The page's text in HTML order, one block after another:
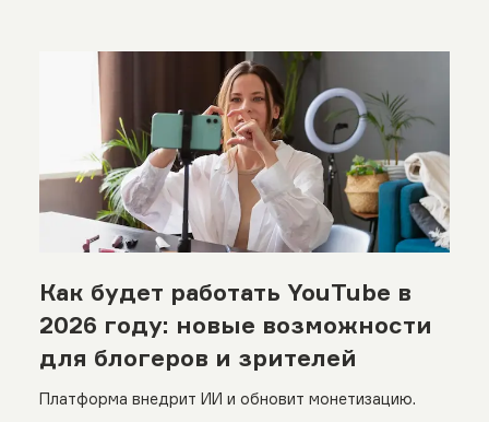
Как будет работать YouTube в
2026 году: новые возможности
для блогеров и зрителей
Платформа внедрит ИИ и обновит монетизацию.